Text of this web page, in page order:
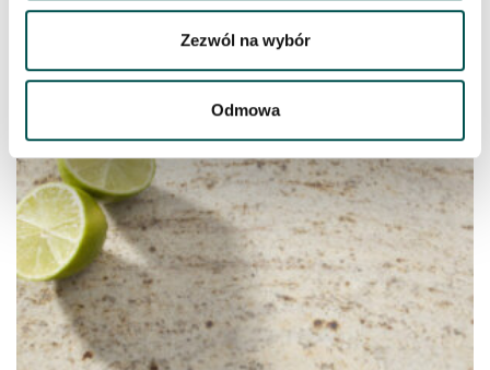
Zezwól na wybór
Odmowa
PŁYTA GRANITOWA INDIAN AURORA